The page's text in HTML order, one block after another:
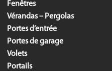
Fenêtres
Vérandas – Pergolas
Portes d’entrée
Portes de garage
Volets
Portails